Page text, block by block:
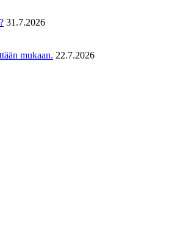
31.7.2026
mukaan. 22.7.2026